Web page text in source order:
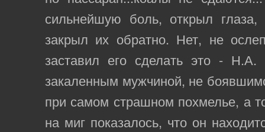
сильнейшую боль, открыл
закрыл их обратно. Нет, не
заставил его сделать это -
закаленным мужчиной, не
при самом страшном похмелье, а
на миг показалось, что он